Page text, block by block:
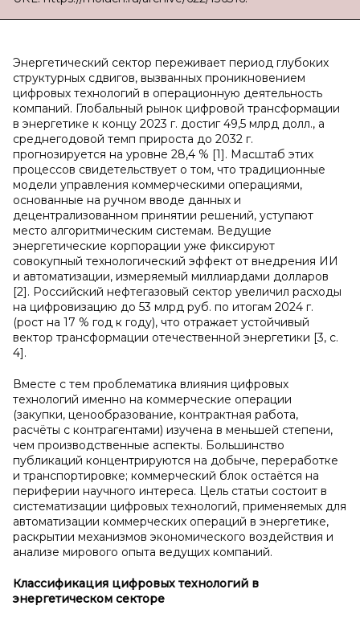
Энергетический сектор переживает период глубоких
структурных сдвигов, вызванных проникновением
цифровых технологий в операционную деятельность
компаний. Глобальный рынок цифровой трансформации
в энергетике к концу 2023 г. достиг 49,5 млрд долл., а
среднегодовой темп прироста до 2032 г.
прогнозируется на уровне 28,4 % [1]. Масштаб этих
процессов свидетельствует о том, что традиционные
модели управления коммерческими операциями,
основанные на ручном вводе данных и
децентрализованном принятии решений, уступают
место алгоритмическим системам. Ведущие
энергетические корпорации уже фиксируют
совокупный технологический эффект от внедрения ИИ
и автоматизации, измеряемый миллиардами долларов
[2]. Российский нефтегазовый сектор увеличил расходы
на цифровизацию до 53 млрд руб. по итогам 2024 г.
(рост на 17 % год к году), что отражает устойчивый
вектор трансформации отечественной энергетики [3, с.
4].
Вместе с тем проблематика влияния цифровых
технологий именно на коммерческие операции
(закупки, ценообразование, контрактная работа,
расчёты с контрагентами) изучена в меньшей степени,
чем производственные аспекты. Большинство
публикаций концентрируются на добыче, переработке
и транспортировке; коммерческий блок остаётся на
периферии научного интереса. Цель статьи состоит в
систематизации цифровых технологий, применяемых для
автоматизации коммерческих операций в энергетике,
раскрытии механизмов экономического воздействия и
анализе мирового опыта ведущих компаний.
Классификация цифровых технологий в
энергетическом секторе